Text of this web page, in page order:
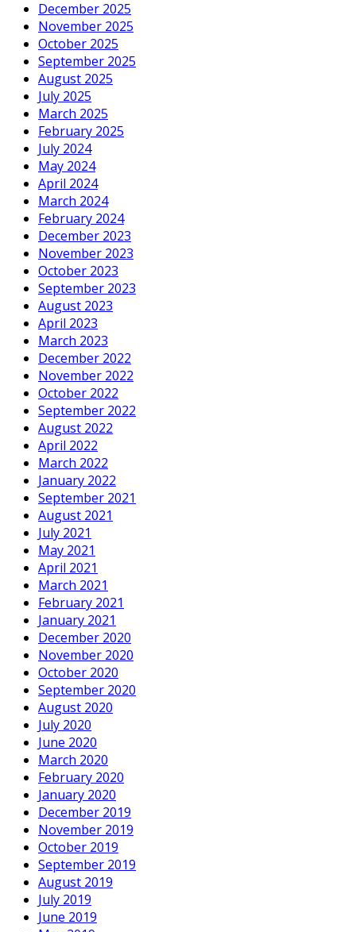
December 2025
November 2025
October 2025
September 2025
August 2025
July 2025
March 2025
February 2025
July 2024
May 2024
April 2024
March 2024
February 2024
December 2023
November 2023
October 2023
September 2023
August 2023
April 2023
March 2023
December 2022
November 2022
October 2022
September 2022
August 2022
April 2022
March 2022
January 2022
September 2021
August 2021
July 2021
May 2021
April 2021
March 2021
February 2021
January 2021
December 2020
November 2020
October 2020
September 2020
August 2020
July 2020
June 2020
March 2020
February 2020
January 2020
December 2019
November 2019
October 2019
September 2019
August 2019
July 2019
June 2019